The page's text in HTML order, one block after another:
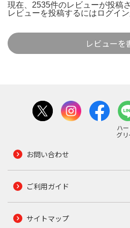
現在、2535件のレビューが投稿
レビューを投稿するには ログイン
レビューを
ハ
グリ
お問い合わせ
ご利用ガイド
サイトマップ